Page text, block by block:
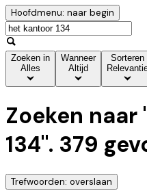
Hoofdmenu: naar begin
Zoeken in
Alles
Wanneer
Altijd
Sorteren
Zoeken naar
134". 379
Trefwoorden: overslaan